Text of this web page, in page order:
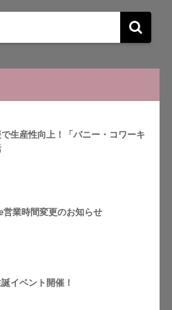
生産性向上！「バニー・コワーキ
業時間変更のお知らせ
イベント開催！